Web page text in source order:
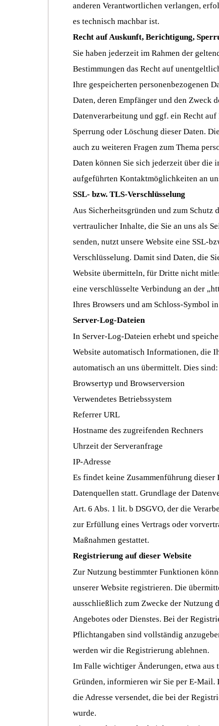
anderen Verantwortlichen verlangen,
es technisch machbar ist.
Recht auf Auskunft, Berichtigung,
Sie haben jederzeit im Rahmen der
Bestimmungen das Recht auf
Ihre gespeicherten personenbezogenen
Daten, deren Empfänger und den Zweck
Datenverarbeitung und ggf. ein Recht
Sperrung oder Löschung dieser Daten.
auch zu weiteren Fragen zum Thema
Daten können Sie sich jederzeit über die
aufgeführten Kontaktmöglichkeiten an
SSL- bzw. TLS-Verschlüsselung
Aus Sicherheitsgründen und zum Schutz
vertraulicher Inhalte, die Sie an uns als
senden, nutzt unsere Website eine SSL-
Verschlüsselung. Damit sind Daten, die
Website übermitteln, für Dritte nicht
eine verschlüsselte Verbindung an der
Ihres Browsers und am Schloss-Symbol
Server-Log-Dateien
In Server-Log-Dateien erhebt und
Website automatisch Informationen, die
automatisch an uns übermittelt. Dies sind:
Browsertyp und Browserversion
Verwendetes Betriebssystem
Referrer URL
Hostname des zugreifenden Rechners
Uhrzeit der Serveranfrage
IP-Adresse
Es findet keine Zusammenführung dieser
Datenquellen statt. Grundlage der
Art. 6 Abs. 1 lit. b DSGVO, der die
zur Erfüllung eines Vertrags oder
Maßnahmen gestattet.
Registrierung auf dieser Website
Zur Nutzung bestimmter Funktionen
unserer Website registrieren. Die
ausschließlich zum Zwecke der Nutzung
Angebotes oder Dienstes. Bei der
Pflichtangaben sind vollständig
werden wir die Registrierung ablehnen.
Im Falle wichtiger Änderungen, etwa aus
Gründen, informieren wir Sie per E-Mail.
die Adresse versendet, die bei der
wurde.